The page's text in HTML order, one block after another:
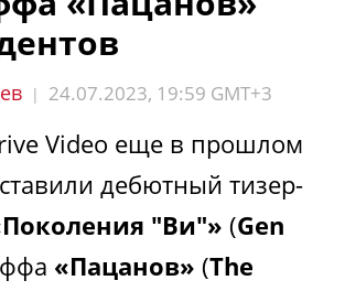
| 24.07.2023, 19:59 GMT+3
Video еще в прошлом
дебютный тизер-
"Ви"» (Gen
«Пацанов» (The